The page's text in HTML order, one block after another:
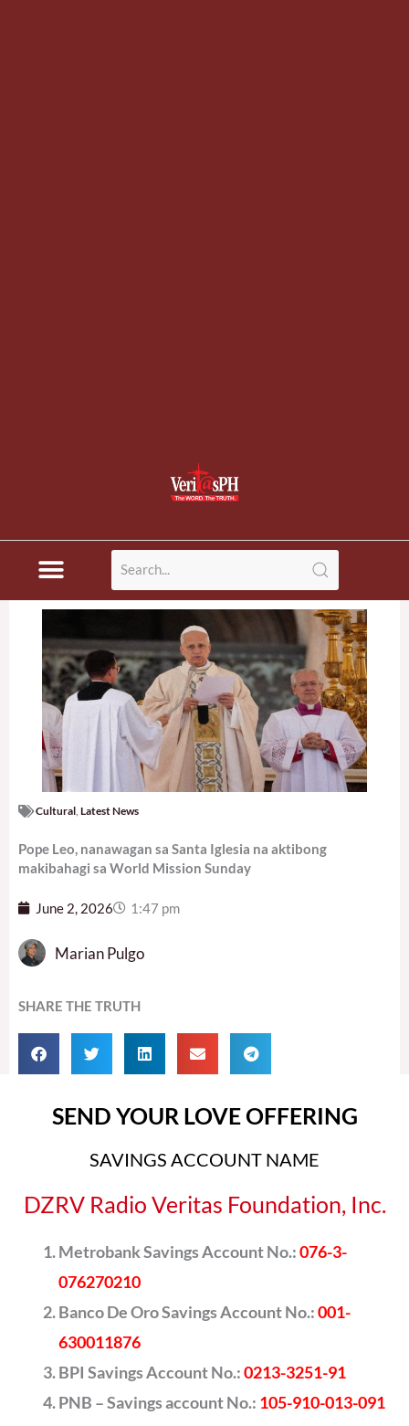
Cultural Latest News
Pope Leo, nanawagan sa Santa Iglesia na aktibong
makibahagi sa World Mission Sunday
June 2, 2026 1:47 pm
Marian Pulgo
SHARE THE TRUTH
SEND YOUR LOVE OFFERING
SAVINGS ACCOUNT NAME
DZRV Radio Veritas Foundation, Inc.
Metrobank Savings Account No.:076-3-
076270210
Banco De Oro Savings Account No.:001-
630011876
BPI Savings Account No.:0213-3251-91
PNB – Savings account No.: 105-910-013-091